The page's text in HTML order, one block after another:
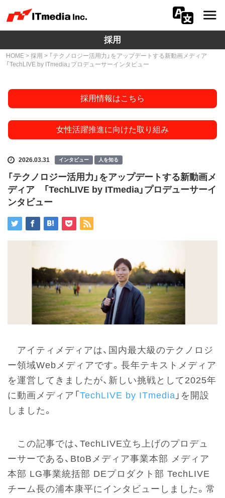
ニュース
IR
プライバシー
採用
メディア一覧
広告サービス
採用
HOME > 採用 > 「テクノロジー活用力」をアップデートする新動画メディア
「TechLIVE by ITmedia」プロデューサーインタビュー
採用情報はこちら
女性活躍推進に向けた取り組み
2026.03.31 インタビュー 人を知る
「テクノロジー活用力」をアップデートする新動画メ
ディア 「TechLIVE by ITmedia」プロデューサーイ
ンタビュー
アイティメディアは、国内最大級のテクノロジ
ー領域Webメディアです。長年テキストメディア
を運営してきましたが、新しい挑戦として2025年
に動画メディア「 TechLIVE by ITmedia 」を開設
しました。
この記事では、TechLIVE立ち上げのプロデュ
ーサーである、BtoBメディア事業本部 メディア
本部 LG事業統括部 DEプロダクト部 TechLIVE
チーム長の浦本康平にインタビューしました。常